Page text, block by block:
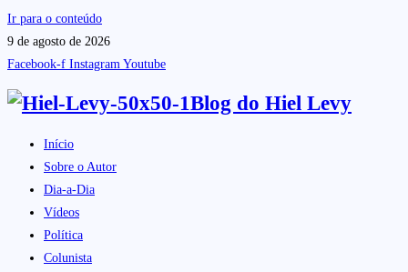
Ir para o conteúdo
9 de agosto de 2026
Facebook-f Instagram Youtube
Blog do Hiel Levy
Início
Sobre o Autor
Dia-a-Dia
Vídeos
Política
Colunista